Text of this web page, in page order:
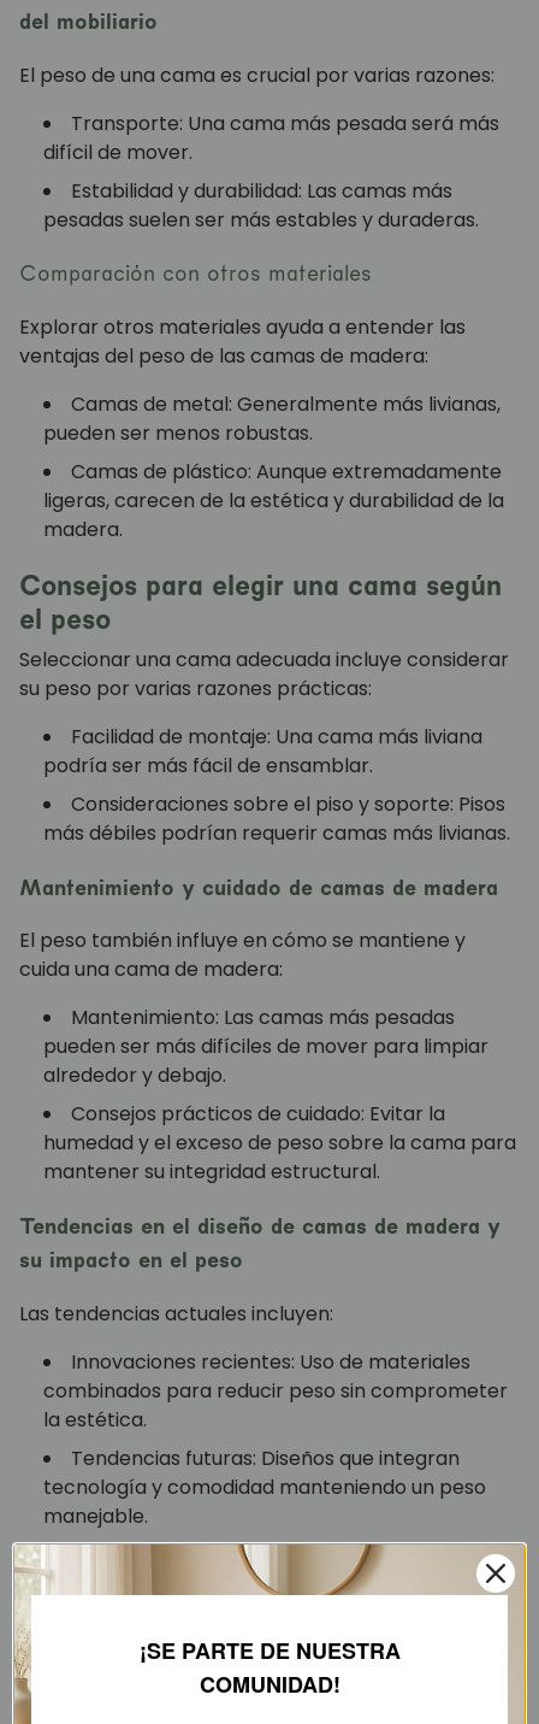
del mobiliario
El peso de una cama es crucial por varias razones:
Transporte: Una cama más pesada será más
difícil de mover.
Estabilidad y durabilidad: Las camas más
pesadas suelen ser más estables y duraderas.
Comparación con otros materiales
Explorar otros materiales ayuda a entender las
ventajas del peso de las camas de madera:
Camas de metal: Generalmente más livianas,
pueden ser menos robustas.
Camas de plástico: Aunque extremadamente
ligeras, carecen de la estética y durabilidad de la
madera.
Consejos para elegir una cama según
el peso
Seleccionar una cama adecuada incluye considerar
su peso por varias razones prácticas:
Facilidad de montaje: Una cama más liviana
podría ser más fácil de ensamblar.
Consideraciones sobre el piso y soporte: Pisos
más débiles podrían requerir camas más livianas.
Mantenimiento y cuidado de camas de madera
El peso también influye en cómo se mantiene y
cuida una cama de madera:
Mantenimiento: Las camas más pesadas
pueden ser más difíciles de mover para limpiar
alrededor y debajo.
Consejos prácticos de cuidado: Evitar la
humedad y el exceso de peso sobre la cama para
mantener su integridad estructural.
Tendencias en el diseño de camas de madera y
su impacto en el peso
Las tendencias actuales incluyen:
Innovaciones recientes: Uso de materiales
combinados para reducir peso sin comprometer
la estética.
Tendencias futuras: Diseños que integran
tecnología y comodidad manteniendo un peso
manejable.
FAQs sobre el peso de las camas de madera
¿Cuál es el peso promedio de una cama de madera
matrimonial?¡SE PARTE DE NUESTRA COMUNIDAD!